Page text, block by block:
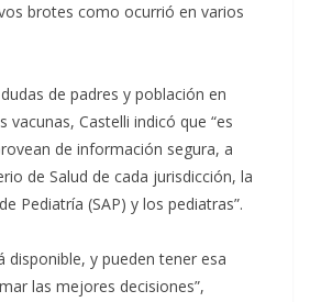
brotes como ocurrió en varios
de padres y población en
vacunas, Castelli indicó que “es
de información segura, a
de Salud de cada jurisdicción, la
Pediatría (SAP) y los pediatras”.
disponible, y pueden tener esa
las mejores decisiones”,